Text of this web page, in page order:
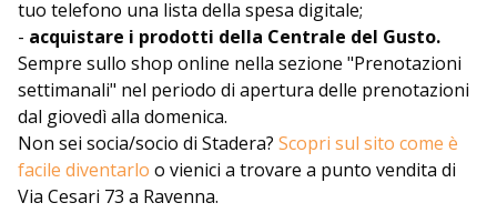
tuo telefono una lista della spesa digitale;
- acquistare i prodotti della Centrale del Gusto.
Sempre sullo shop online nella sezione "Prenotazioni
settimanali" nel periodo di apertura delle prenotazioni
dal giovedì alla domenica.
Non sei socia/socio di Stadera? Scopri sul sito come è
facile diventarlo o vienici a trovare a punto vendita di
Via Cesari 73 a Ravenna.